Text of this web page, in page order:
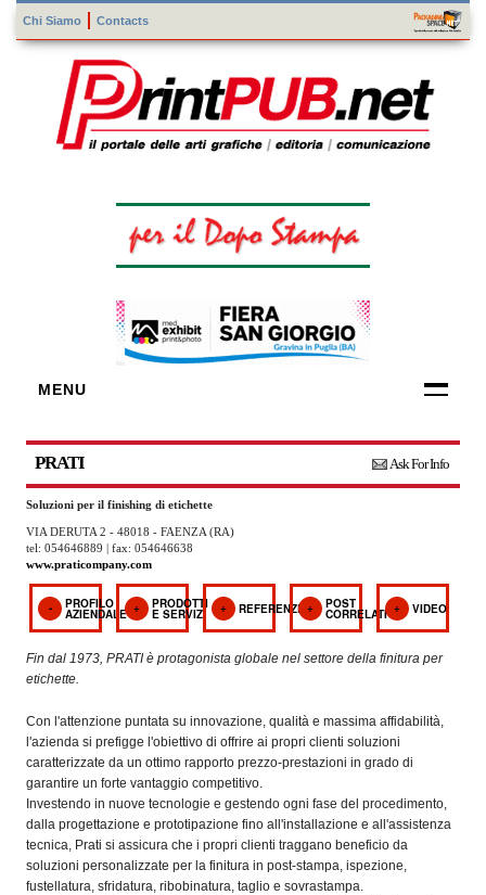
Chi Siamo Contacts
MENU
ENTI E
ZOOM
TEMATICI
EVENTI
Ask For Info
PRATI
Soluzioni per il finishing di etichette
VIA DERUTA 2 - 48018 - FAENZA (RA)
tel: 054646889 | fax: 054646638
www.praticompany.com
PROFILO
AZIENDALE
PRODOTTI
E SERVIZI REFERENZE POST
CORRELATI VIDEO
Fin dal 1973, PRATI è protagonista globale nel settore della finitura per
etichette.
Con l'attenzione puntata su innovazione, qualità e massima affidabilità,
l'azienda si prefigge l'obiettivo di offrire ai propri clienti soluzioni
caratterizzate da un ottimo rapporto prezzo-prestazioni in grado di
garantire un forte vantaggio competitivo.
Investendo in nuove tecnologie e gestendo ogni fase del procedimento,
dalla progettazione e prototipazione fino all'installazione e all'assistenza
tecnica, Prati si assicura che i propri clienti traggano beneficio da
soluzioni personalizzate per la finitura in post-stampa, ispezione,
fustellatura, sfridatura, ribobinatura, taglio e sovrastampa.